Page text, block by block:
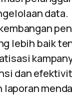
data.
lebih baik
dan
laporan